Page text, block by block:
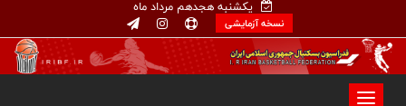
یکشنبه هجدهم مرداد ماه
نسخه آزمایشی